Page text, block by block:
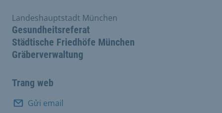
Gesundheitsreferat
Städtische Friedhöfe München
Gräberverwaltung
Landeshauptstadt München
Trang web
Gửi email